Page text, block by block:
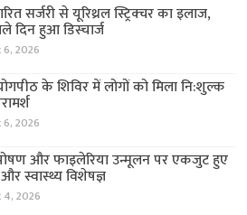
सर्जरी से यूरिथ्रल स्ट्रिक्चर का इलाज,
दिन हुआ डिस्चार्ज
2026
के शिविर में लोगों को मिला नि:शुल्क
2026
और फाइलेरिया उन्मूलन पर एकजुट हुए
स्वास्थ्य विशेषज्ञ
2026